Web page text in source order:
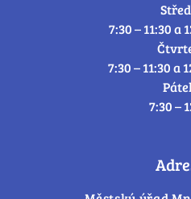
7:30 – 11:30 a
7:30 – 11:30 a
7:30 –